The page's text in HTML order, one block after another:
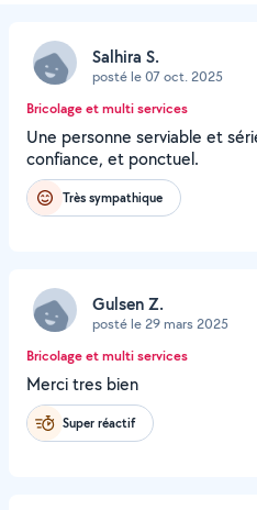
Salhira S.
posté le 07 oct. 2025
Bricolage et multi services
Une personne serviable et
confiance, et ponctuel.
Très sympathique
Gulsen Z.
posté le 29 mars 2025
Bricolage et multi services
Merci tres bien
Super réactif